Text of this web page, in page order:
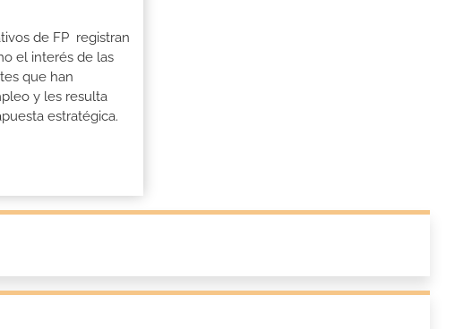
de FP registran
el interés de las
que han
y les resulta
estratégica.